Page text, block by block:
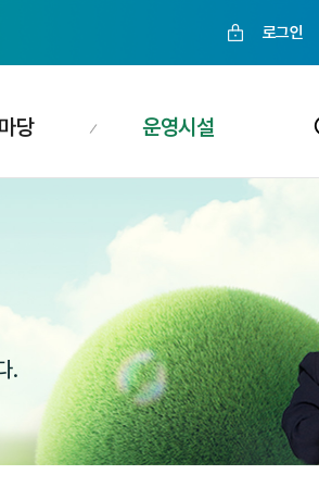
로그인
당 운영시설
.